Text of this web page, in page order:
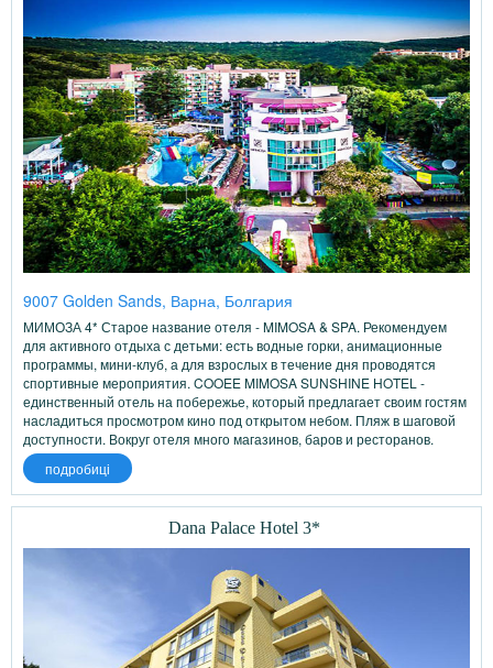
9007 Golden Sands, Варна, Болгария
МИМОЗА 4* Старое название отеля - MIMOSA & SPA. Рекомендуем
для активного отдыха с детьми: есть водные горки, анимационные
программы, мини-клуб, а для взрослых в течение дня проводятся
спортивные мероприятия. COOEE MIMOSA SUNSHINE HOTEL -
единственный отель на побережье, который предлагает своим гостям
насладиться просмотром кино под открытом небом. Пляж в шаговой
доступности. Вокруг отеля много магазинов, баров и ресторанов.
подробиці
Dana Palace Hotel 3*